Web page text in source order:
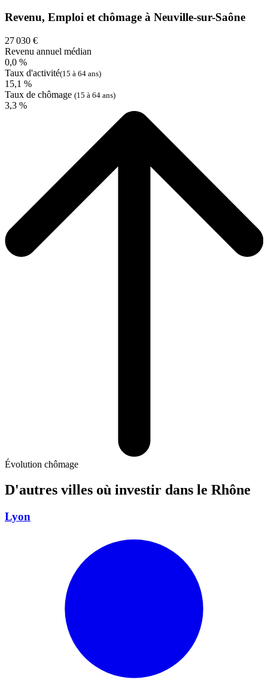
Revenu, Emploi et chômage à Neuville-sur-Saône
27 030 €
Revenu annuel médian
0,0 %
Taux d'activité(15 à 64 ans)
15,1 %
Taux de chômage (15 à 64 ans)
3,3 %
Évolution chômage
D'autres villes où investir dans le Rhône
Lyon